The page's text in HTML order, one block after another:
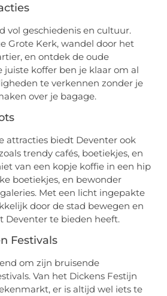
vol geschiedenis en cultuur.
Grote Kerk, wandel door het
en ontdek de oude
juiste koffer ben je klaar om al
te verkennen zonder je
over je bagage.
attracties biedt Deventer ook
trendy cafés, boetiekjes, en
van een kopje koffie in een hip
boetiekjes, en bewonder
Met een licht ingepakte
door de stad bewegen en
Deventer te bieden heeft.
Festivals
om zijn bruisende
Van het Dickens Festijn
er is altijd wel iets te